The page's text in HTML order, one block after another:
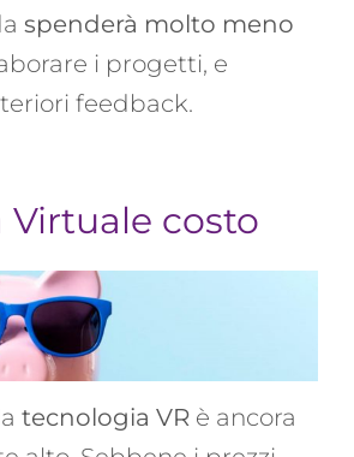
spenderà molto meno
i progetti, e
feedback.
Virtuale costo
tecnologia VR è ancora